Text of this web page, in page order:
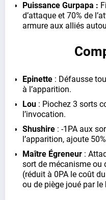
Puissance Gurpapa :
d’attaque et 70% de
armure aux alliés
Epinette : Défausse
à l’apparition.
Lou : Piochez 3 sorts
l’invocation.
Shushire : -1PA aux
l’apparition, ajoute
Maître Égreneur :
sort de mécanisme ou
(réduit à 0PA le coût
ou de piège joué par